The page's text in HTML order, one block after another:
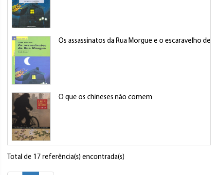
Os assassinatos da Rua Morgue e o escaravelho de
O que os chineses não comem
Total de 17 referência(s) encontrada(s)